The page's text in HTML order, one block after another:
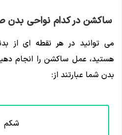
ساکشن در کدام نواحی بدن
می‌ توانید در هر نقطه ‌ای از
هستید، عمل ساکشن را انجام
بدن شما عبارتند از:
شکم